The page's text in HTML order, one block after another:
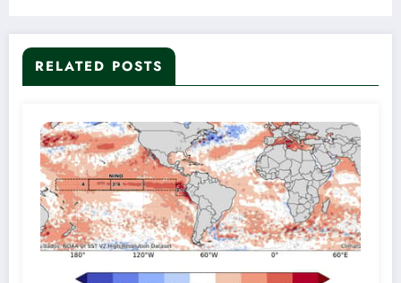
RELATED POSTS